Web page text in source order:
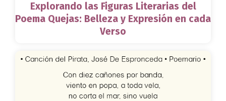
Explorando las Figuras Literarias del
Poema Quejas: Belleza y Expresión en cada
Verso